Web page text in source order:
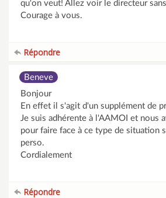
qu'on veut! Allez voir le directeur
Courage à vous.
Répondre
Beneve
Bonjour
En effet il s'agit d'un supplément de
Je suis adhérente à l'AAMOI et nous
pour faire face à ce type de situation
perso.
Cordialement
Répondre